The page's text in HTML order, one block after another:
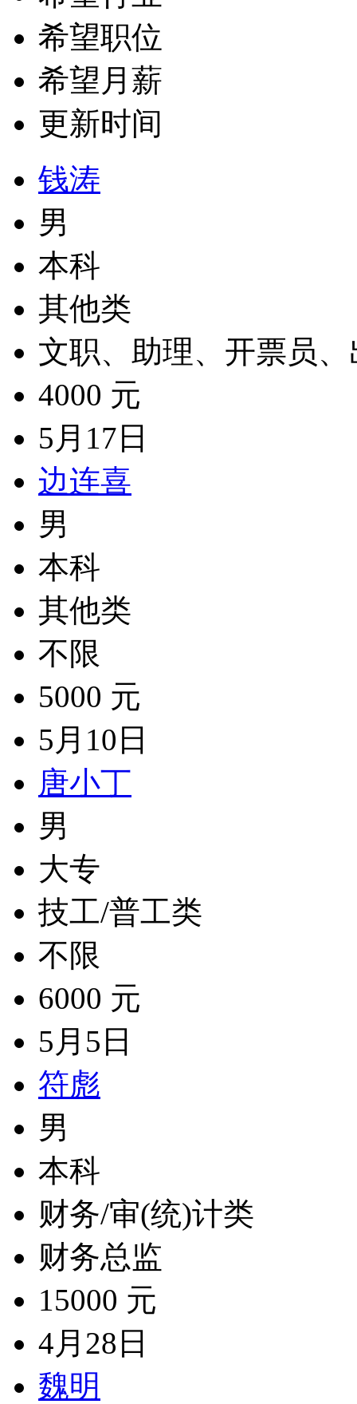
希望职位
希望月薪
更新时间
钱涛
男
本科
其他类
文职、助理、开票员、
4000 元
5月17日
边连喜
男
本科
其他类
不限
5000 元
5月10日
唐小丁
男
大专
技工/普工类
不限
6000 元
5月5日
符彪
男
本科
财务/审(统)计类
财务总监
15000 元
4月28日
魏明